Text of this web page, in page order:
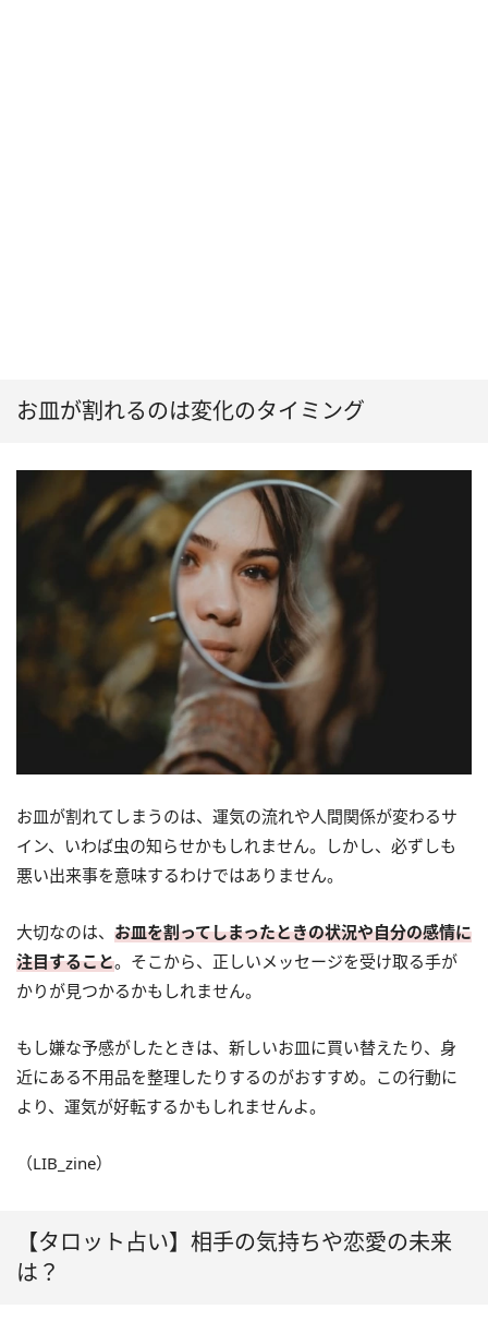
お皿が割れるのは変化のタイミング
お皿が割れてしまうのは、運気の流れや人間関係が変わるサ
イン、いわば虫の知らせかもしれません。しかし、必ずしも
悪い出来事を意味するわけではありません。
大切なのは、 お皿を割ってしまったときの状況や自分の感情に
注目すること。そこから、正しいメッセージを受け取る手が
かりが見つかるかもしれません。
もし嫌な予感がしたときは、新しいお皿に買い替えたり、身
近にある不用品を整理したりするのがおすすめ。この行動に
より、運気が好転するかもしれませんよ。
（LIB_zine）
【タロット占い】相手の気持ちや恋愛の未来
は？